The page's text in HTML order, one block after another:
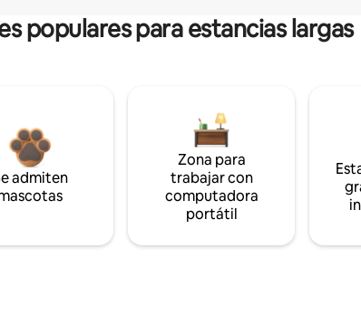
populares para estancias largas
admiten
Zona para
trabajar con
computadora
portátil